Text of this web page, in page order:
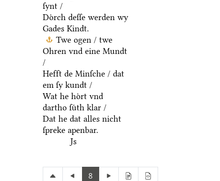
ſynt /
Doͤrch deſſe werden wy
Gades Kindt.
Twe ogen / twe
Ohren vnd eine Mundt
/
Hefft de Minſche / dat
em ſy kundt /
Wat he hoͤrt vnd
dartho ſuͤth klar /
Dat he dat alles nicht
ſpreke apenbar.
Js
8